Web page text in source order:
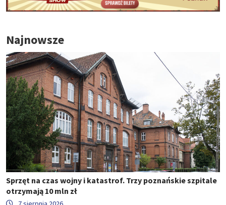
Najnowsze
Sprzęt na czas wojny i katastrof. Trzy poznańskie szpitale
otrzymają 10 mln zł